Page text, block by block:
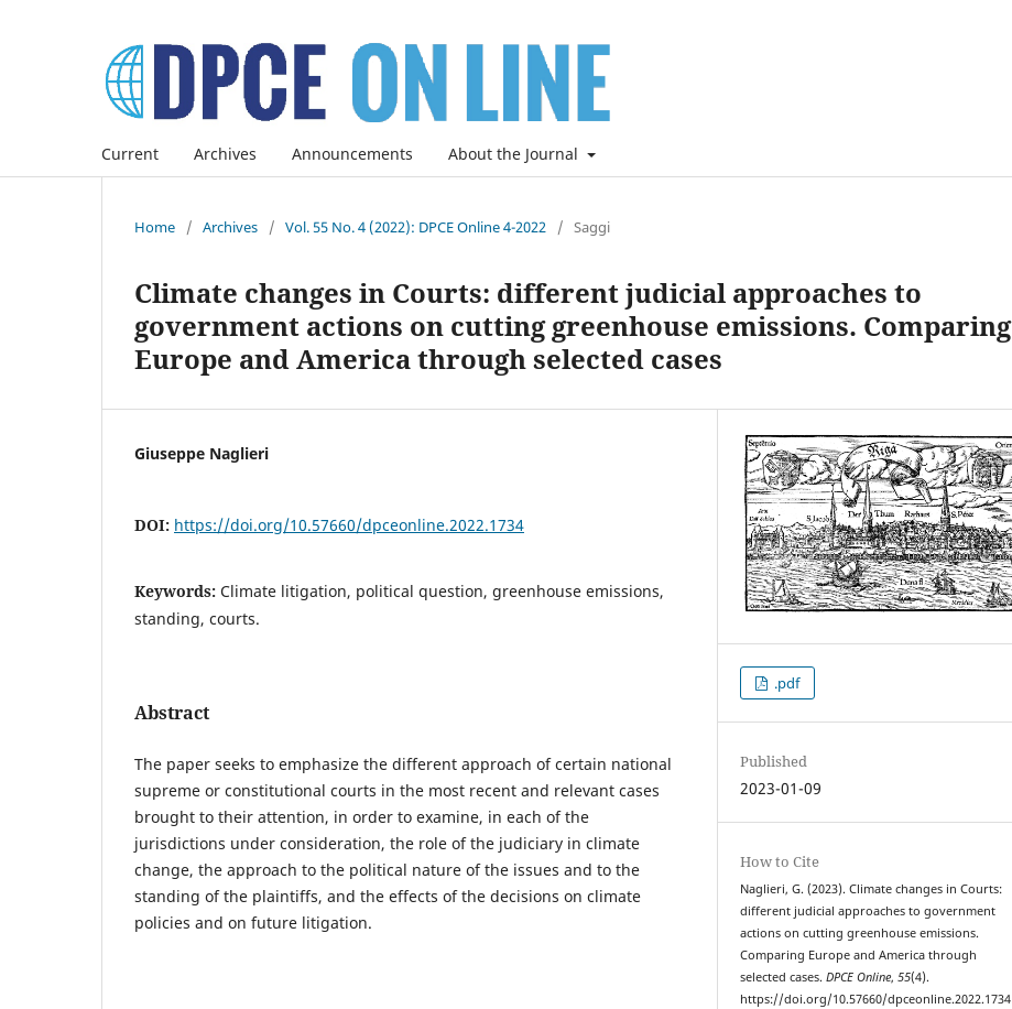
Current Archives Announcements About the Journal
Home / Archives / Vol. 55 No. 4 (2022): DPCE Online 4-2022 / Saggi
Climate changes in Courts: different judicial approaches to
government actions on cutting greenhouse emissions. Comparing
Europe and America through selected cases
Giuseppe Naglieri
DOI: https://doi.org/10.57660/dpceonline.2022.1734
Keywords: Climate litigation, political question, greenhouse emissions,
standing, courts.
Abstract
The paper seeks to emphasize the different approach of certain national
supreme or constitutional courts in the most recent and relevant cases
brought to their attention, in order to examine, in each of the
jurisdictions under consideration, the role of the judiciary in climate
change, the approach to the political nature of the issues and to the
standing of the plaintiffs, and the effects of the decisions on climate
policies and on future litigation.
.pdf
Published
2023-01-09
How to Cite
Naglieri, G. (2023). Climate changes in Courts:
different judicial approaches to government
actions on cutting greenhouse emissions.
Comparing Europe and America through
selected cases.DPCE Online,55(4).
https://doi.org/10.57660/dpceonline.2022.1734